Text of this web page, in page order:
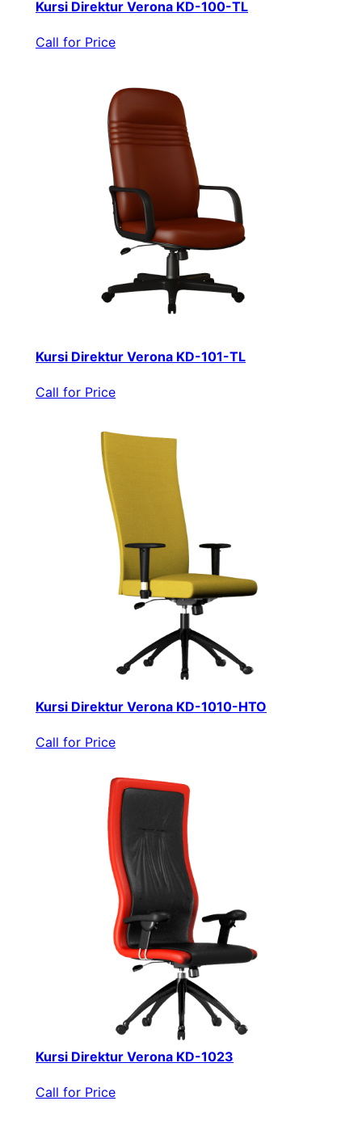
Kursi Direktur Verona KD-100-TL
Call for Price
Kursi Direktur Verona KD-101-TL
Call for Price
Kursi Direktur Verona KD-1010-HTO
Call for Price
Kursi Direktur Verona KD-1023
Call for Price